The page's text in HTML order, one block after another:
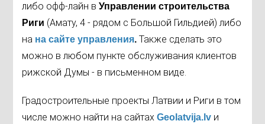
либо офф-лайн вУправлении строительства
Риги (Амату, 4 - рядом с Большой Гильдией) либо
на на сайте управления.Также сделать это
можно в любом пункте обслуживания клиентов
рижской Думы - в письменном виде.
Градостроительные проекты Латвии и Риги в том
числе можно найти на сайтахGeolatvija.lv и